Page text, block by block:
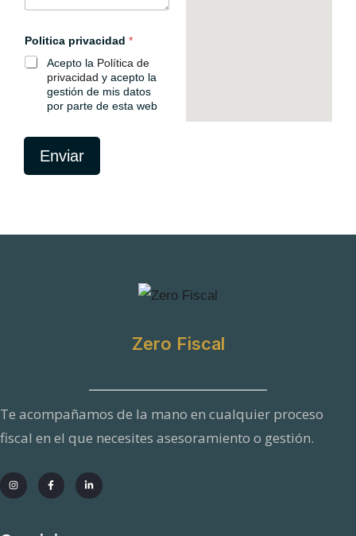
ó
i
o
Politica privacidad *
Acepto la Política de
privacidad y acepto la
gestión de mis datos
por parte de esta web
Enviar
Zero Fiscal
Te acompañamos de la mano en cualquier proceso
fiscal en el que necesites asesoramiento o gestión.